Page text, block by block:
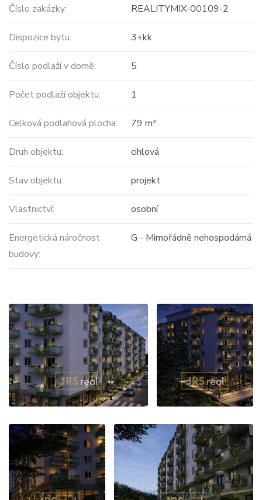
Číslo zakázky: REALITYMIX-00109-2
Dispozice bytu: 3+kk
Číslo podlaží v domě: 5
Počet podlaží objektu: 1
Celková podlahová plocha: 79 m²
Druh objektu: cihlová
Stav objektu: projekt
Vlastnictví: osobní
Energetická náročnost
budovy:
G - Mimořádně nehospodárná